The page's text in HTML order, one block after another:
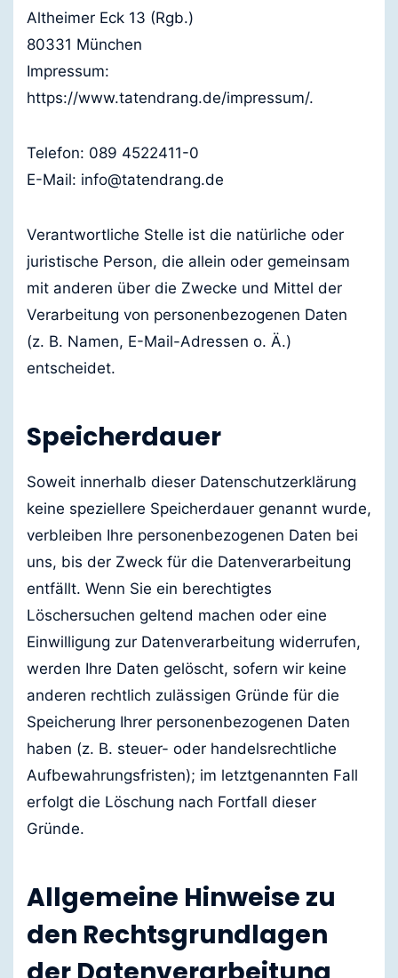
Altheimer Eck 13 (Rgb.)
80331 München
Impressum:
https://www.tatendrang.de/impressum/.
Telefon: 089 4522411-0
E-Mail: info@tatendrang.de
Verantwortliche Stelle ist die natürliche oder
juristische Person, die allein oder gemeinsam
mit anderen über die Zwecke und Mittel der
Verarbeitung von personenbezogenen Daten
(z. B. Namen, E-Mail-Adressen o. Ä.)
entscheidet.
Speicherdauer
Soweit innerhalb dieser Datenschutzerklärung
keine speziellere Speicherdauer genannt wurde,
verbleiben Ihre personenbezogenen Daten bei
uns, bis der Zweck für die Datenverarbeitung
entfällt. Wenn Sie ein berechtigtes
Löschersuchen geltend machen oder eine
Einwilligung zur Datenverarbeitung widerrufen,
werden Ihre Daten gelöscht, sofern wir keine
anderen rechtlich zulässigen Gründe für die
Speicherung Ihrer personenbezogenen Daten
haben (z. B. steuer- oder handelsrechtliche
Aufbewahrungsfristen); im letztgenannten Fall
erfolgt die Löschung nach Fortfall dieser
Gründe.
Allgemeine Hinweise zu
den Rechtsgrundlagen